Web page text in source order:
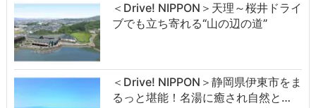
＜Drive! NIPPON＞天理～桜井ドライ
ブでも立ち寄れる“山の辺の道”
＜Drive! NIPPON＞静岡県伊東市をま
るっと堪能！名湯に癒され自然と…